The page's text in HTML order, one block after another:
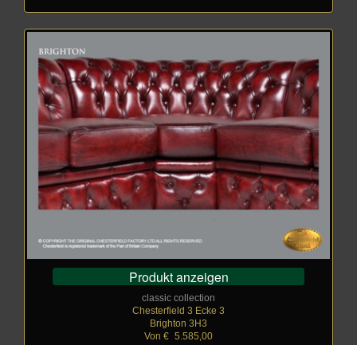
Produkt anzeigen
classic collection
Chesterfield 3 Ecke 3
Brighton 3H3
Von € 5.585,00